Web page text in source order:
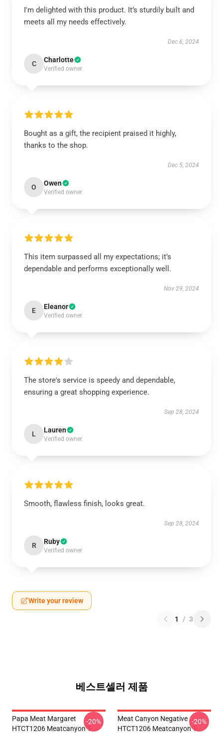
I'm delighted with this product. It’s sturdily built and
meets all my needs effectively.
Dec 6, 2024
C Charlotte
Verified owner
Bought as a gift, the recipient praised it highly,
thanks to the shop.
Dec 5, 2024
O Owen
Verified owner
This item surpassed all my expectations; it’s
dependable and performs exceptionally well.
Nov 29, 2024
E Eleanor
Verified owner
The store's service is speedy and dependable,
ensuring a great shopping experience.
Sep 28, 2024
L Lauren
Verified owner
Smooth, flawless finish, looks great.
Sep 28, 2024
R Ruby
Verified owner
Write your review
1 / 3
베스트셀러 제품
Papa Meat Margaret
HTCT1206 Meatcanyon T-
-20%
Meat Canyon Negative
HTCT1206 Meatcanyon T-
-20%